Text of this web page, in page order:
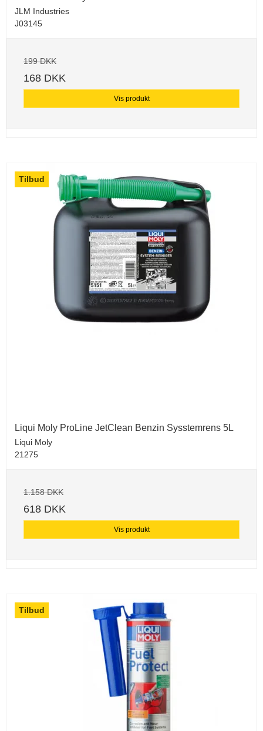
JLM Industries
J03145
199 DKK
168 DKK
Vis produkt
Tilbud
Liqui Moly ProLine JetClean Benzin Sysstemrens 5L
Liqui Moly
21275
1.158 DKK
618 DKK
Vis produkt
Tilbud